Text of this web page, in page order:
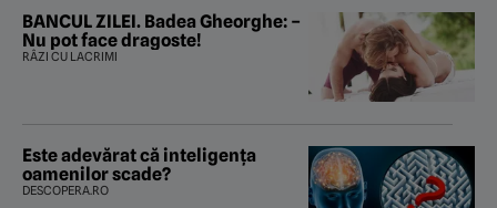
BANCUL ZILEI. Badea Gheorghe: –
Nu pot face dragoste!
RÂZI CU LACRIMI
Este adevărat că inteligența
oamenilor scade?
DESCOPERA.RO